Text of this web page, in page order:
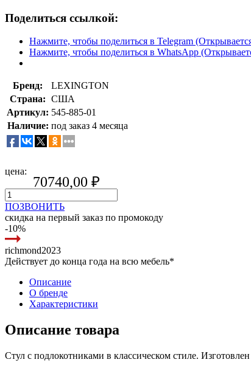
Поделиться ссылкой:
Нажмите, чтобы поделиться в Telegram
Нажмите, чтобы поделиться в WhatsApp
Бренд:
LEXINGTON
Страна: США
Артикул: 545-885-01
Наличие: под заказ 4 месяца
цена:
70740,00 ₽
ПОЗВОНИТЬ
скидка на первый заказ по промокоду
-10%
richmond2023
Действует до конца года на всю мебель*
Описание
О бренде
Характеристики
Описание товара
Стул с подлокотниками в классическом стиле.